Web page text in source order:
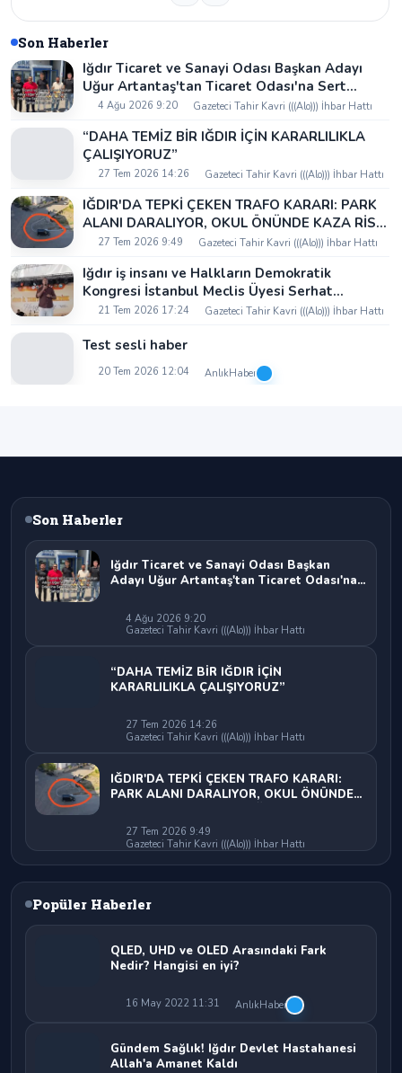
Son Haberler
Iğdır Ticaret ve Sanayi Odası Başkan Adayı
Uğur Artantaş'tan Ticaret Odası'na Sert
Eleştiri: "Nakliyeci Sahipsiz Bırakılamaz"
4 Ağu 2026 9:20 Gazeteci Tahir Kavri (((Alo))) İhbar Hattı
“DAHA TEMİZ BİR IĞDIR İÇİN KARARLILIKLA
ÇALIŞIYORUZ”
27 Tem 2026 14:26 Gazeteci Tahir Kavri (((Alo))) İhbar Hattı
IĞDIR'DA TEPKİ ÇEKEN TRAFO KARARI: PARK
ALANI DARALIYOR, OKUL ÖNÜNDE KAZA RİSKİ
İDDİASI VE IĞDIR VALİSİ NEREDE?
27 Tem 2026 9:49 Gazeteci Tahir Kavri (((Alo))) İhbar Hattı
Iğdır iş insanı ve Halkların Demokratik
Kongresi İstanbul Meclis Üyesi Serhat
Kaya’dan Iğdır Tanıtım Günleri’nde birlik ve
21 Tem 2026 17:24 Gazeteci Tahir Kavri (((Alo))) İhbar Hattı
Test sesli haber
20 Tem 2026 12:04 AnlıkHaber
Son Haberler
Iğdır Ticaret ve Sanayi Odası Başkan
Adayı Uğur Artantaş'tan Ticaret Odası'na
Bırakılamaz"
4 Ağu 2026 9:20
Gazeteci Tahir Kavri (((Alo))) İhbar Hattı
“DAHA TEMİZ BİR IĞDIR İÇİN
KARARLILIKLA ÇALIŞIYORUZ”
27 Tem 2026 14:26
Gazeteci Tahir Kavri (((Alo))) İhbar Hattı
IĞDIR'DA TEPKİ ÇEKEN TRAFO KARARI:
PARK ALANI DARALIYOR, OKUL ÖNÜNDE
NEREDE?
27 Tem 2026 9:49
Gazeteci Tahir Kavri (((Alo))) İhbar Hattı
Popüler Haberler
QLED, UHD ve OLED Arasındaki Fark
Nedir? Hangisi en iyi?
16 May 2022 11:31 AnlıkHaber
Gündem Sağlık! Iğdır Devlet Hastahanesi
Allah'a Amanet Kaldı